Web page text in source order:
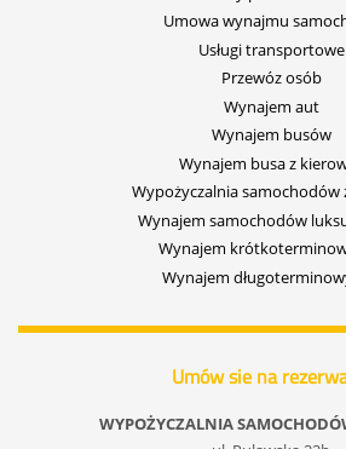
Umowa wynajmu
Usługi transportowe
Przewóz osób
Wynajem aut
Wynajem busów
Wynajem busa z
Wypożyczalnia samochodów
Wynajem samochodów
Wynajem
Wynajem
Umów sie na
WYPOŻYCZALNIA